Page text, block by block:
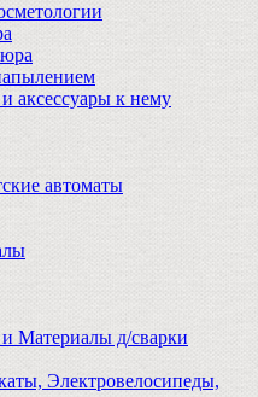
аксессуары к нему
автоматы
Материалы д/сварки
Электровелосипеды,